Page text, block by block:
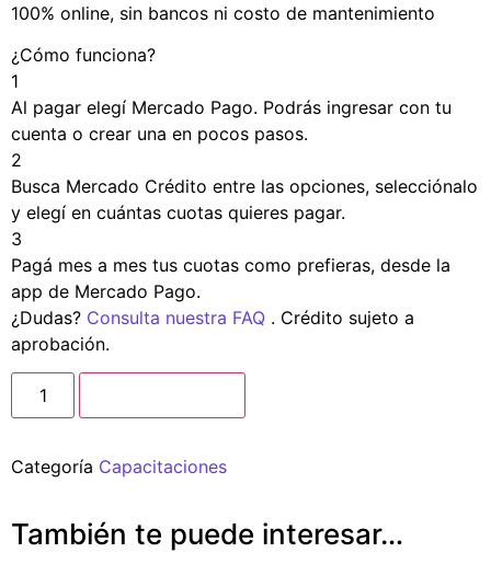
100% online, sin bancos ni costo de mantenimiento
¿Cómo funciona?
1
Al pagar elegí Mercado Pago. Podrás ingresar con tu
cuenta o crear una en pocos pasos.
2
Busca Mercado Crédito entre las opciones, selecciónalo
y elegí en cuántas cuotas quieres pagar.
3
Pagá mes a mes tus cuotas como prefieras, desde la
app de Mercado Pago.
¿Dudas? Consulta nuestra FAQ . Crédito sujeto a
aprobación.
Categoría Capacitaciones
También te puede interesar…